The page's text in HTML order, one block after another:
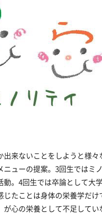
出来ないことをしようと様
ニューの提案。3回生ではミ
動。4回生では卒論として大
じたことは身体の栄養学だ
が心の栄養として不足して